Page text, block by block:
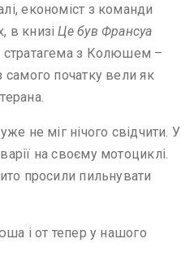
економіст з команди
в книзіЦе був Франсуа
стратагема з Колюшем –
самого початку вели як
не міг нічого свідчити. У
на своєму мотоциклі.
просили пильнувати
і от тепер у нашого